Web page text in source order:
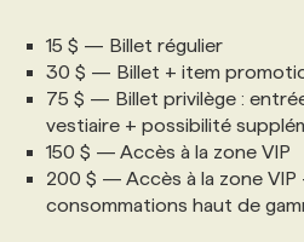
15 $ — Billet régulier
30 $ — Billet + item
75 $ — Billet privilège :
vestiaire + possibilité
150 $ — Accès à la zone VIP
200 $ — Accès à la zone
consommations haut de